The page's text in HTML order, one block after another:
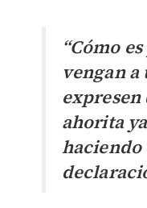
“Cómo
vengan a
expresen
ahorita
haciendo